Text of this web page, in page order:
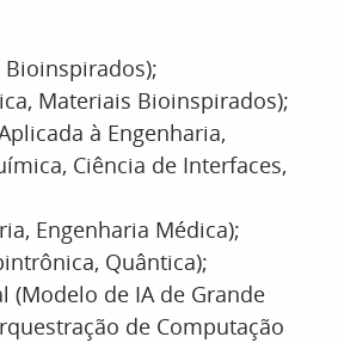
Materiais Bioinspirados);
à Engenharia,
Ciência de Interfaces,
Engenharia Médica);
Quântica);
(Modelo de IA de Grande
de Computação